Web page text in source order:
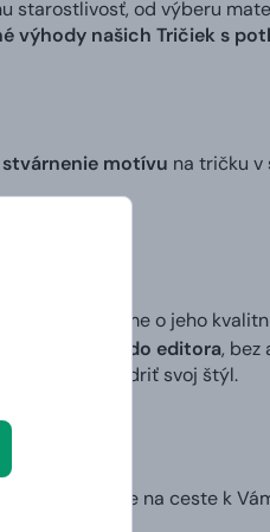
starostlivosť, od výberu
výhody našich Tričiek s
motívu na tričku v
sa postaráme o jeho
ktorý vložíte do editora, bez
alebo vyjadriť svoj štýl.
deň už bude na ceste k